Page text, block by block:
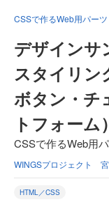
CSSで作るWeb用パーツ
デザインサ
スタイリン
ボタン・チ
トフォーム
CSSで作るWeb用パ
WINGSプロジェクト
HTML／CSS